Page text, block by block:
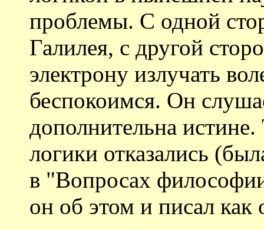
проблемы. С одной
Галилея, с другой
электрону излучать
беспокоимся. Он
дополнительна истине.
логики отказались
в "Вопросах
он об этом и писал